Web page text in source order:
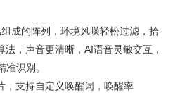
组成的阵列，环境风噪轻松过滤，拾
，声音更清晰，AI语音灵敏交互，
识别。
支持自定义唤醒词，唤醒率